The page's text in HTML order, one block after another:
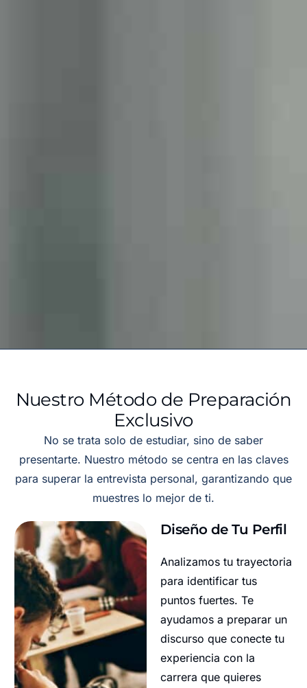
Nuestro Método de Preparación
Exclusivo
No se trata solo de estudiar, sino de saber
presentarte. Nuestro método se centra en las claves
para superar la entrevista personal, garantizando que
muestres lo mejor de ti.
Diseño de Tu Perfil
Analizamos tu trayectoria
para identificar tus
puntos fuertes. Te
ayudamos a preparar un
discurso que conecte tu
experiencia con la
carrera que quieres